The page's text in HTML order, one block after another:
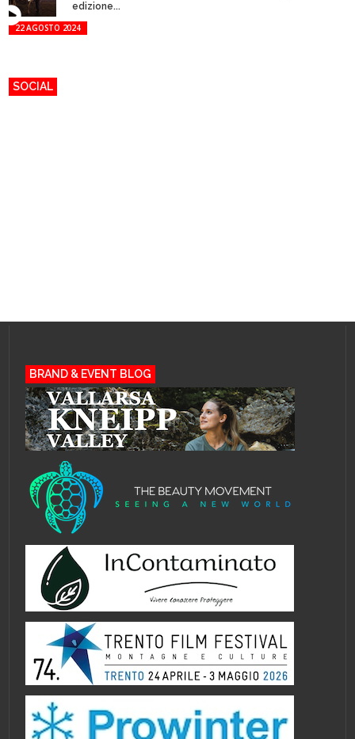
edizione...
22 AGOSTO 2024
SOCIAL
BRAND & EVENT BLOG